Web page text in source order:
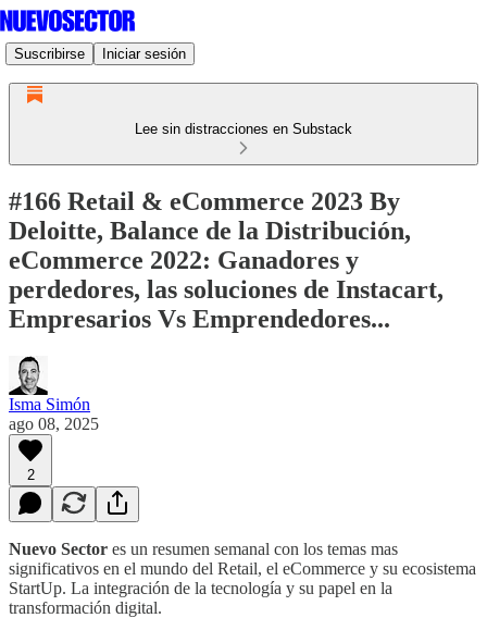
Suscribirse Iniciar sesión
Lee sin distracciones en Substack
#166 Retail & eCommerce 2023 By
Deloitte, Balance de la Distribución,
eCommerce 2022: Ganadores y
perdedores, las soluciones de Instacart,
Empresarios Vs Emprendedores...
Isma Simón
ago 08, 2025
2
Nuevo Sector es un resumen semanal con los temas mas
significativos en el mundo del Retail, el eCommerce y su ecosistema
StartUp. La integración de la tecnología y su papel en la
transformación digital.